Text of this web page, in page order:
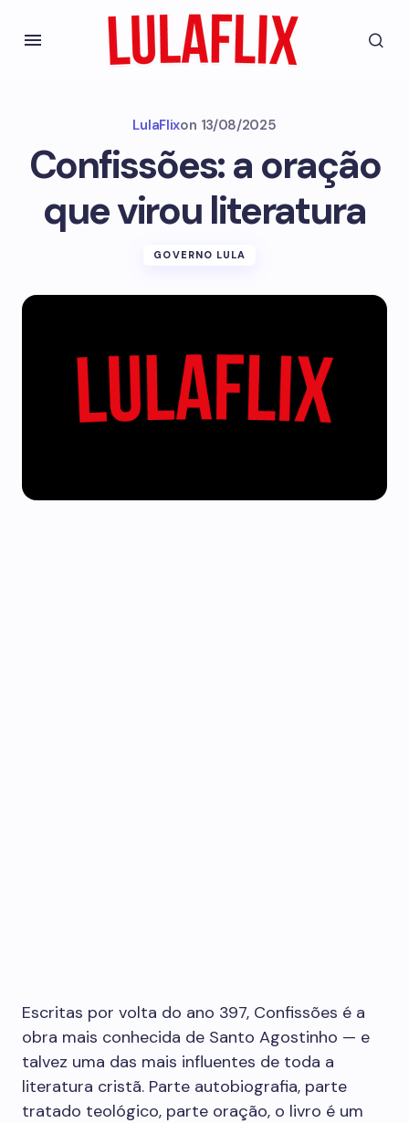
LulaFlixon 13/08/2025
Confissões: a oração
que virou literatura
GOVERNO LULA
Escritas por volta do ano 397, Confissões é a
obra mais conhecida de Santo Agostinho — e
talvez uma das mais influentes de toda a
literatura cristã. Parte autobiografia, parte
tratado teológico, parte oração, o livro é um